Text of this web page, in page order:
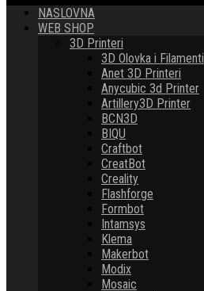
NASLOVNA
WEB SHOP
3D Printeri
3D Olovka i Filamenti
Anet 3D Printeri
Anycubic 3d Printer
Artillery3D Printer
BCN3D
BIQU
Craftbot
CreatBot
Creality
Flashforge
Formbot
Intamsys
Klema
Makerbot
Modix
Mosaic